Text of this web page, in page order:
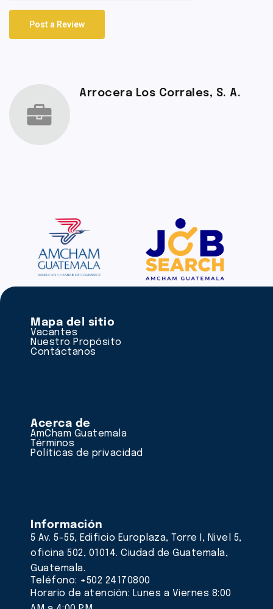
Post a Review
Arrocera Los Corrales, S. A.
Mapa del sitio
Vacantes
Nuestro Propósito
Contáctanos
Acerca de
AmCham Guatemala
Términos
Políticas de privacidad
Información
5 Av. 5-55, Edificio Europlaza, Torre I, Nivel 5,
oficina 502, 01014. Ciudad de Guatemala,
Guatemala.
Teléfono: +502 24170800
Horario de atención: Lunes a Viernes 8:00